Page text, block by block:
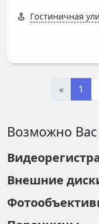
Гостиничная
« 1
Возможно Вас
Внешние